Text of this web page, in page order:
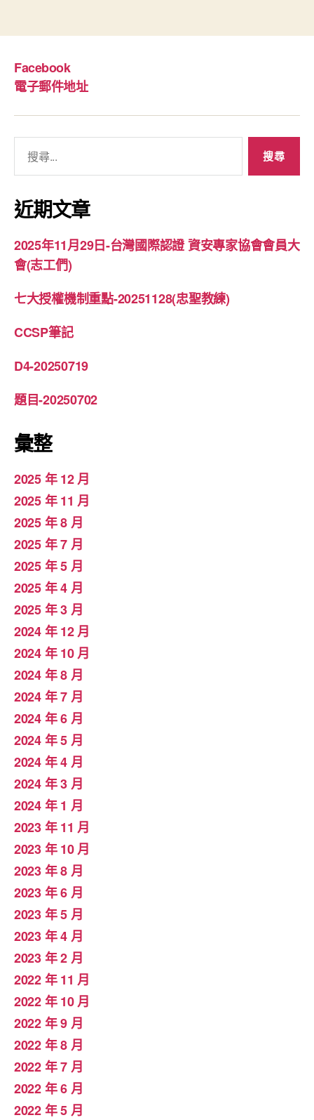
Facebook
電子郵件地址
關
鍵
字:
近期文章
2025年11月29日-台灣國際認證 資安專家協會會員大
會(志工們)
七大授權機制重點-20251128(忠聖教練)
CCSP筆記
D4-20250719
題目-20250702
彙整
2025 年 12 月
2025 年 11 月
2025 年 8 月
2025 年 7 月
2025 年 5 月
2025 年 4 月
2025 年 3 月
2024 年 12 月
2024 年 10 月
2024 年 8 月
2024 年 7 月
2024 年 6 月
2024 年 5 月
2024 年 4 月
2024 年 3 月
2024 年 1 月
2023 年 11 月
2023 年 10 月
2023 年 8 月
2023 年 6 月
2023 年 5 月
2023 年 4 月
2023 年 2 月
2022 年 11 月
2022 年 10 月
2022 年 9 月
2022 年 8 月
2022 年 7 月
2022 年 6 月
2022 年 5 月